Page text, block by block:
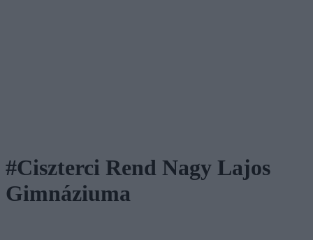
#Ciszterci Rend Nagy Lajos
Gimnáziuma